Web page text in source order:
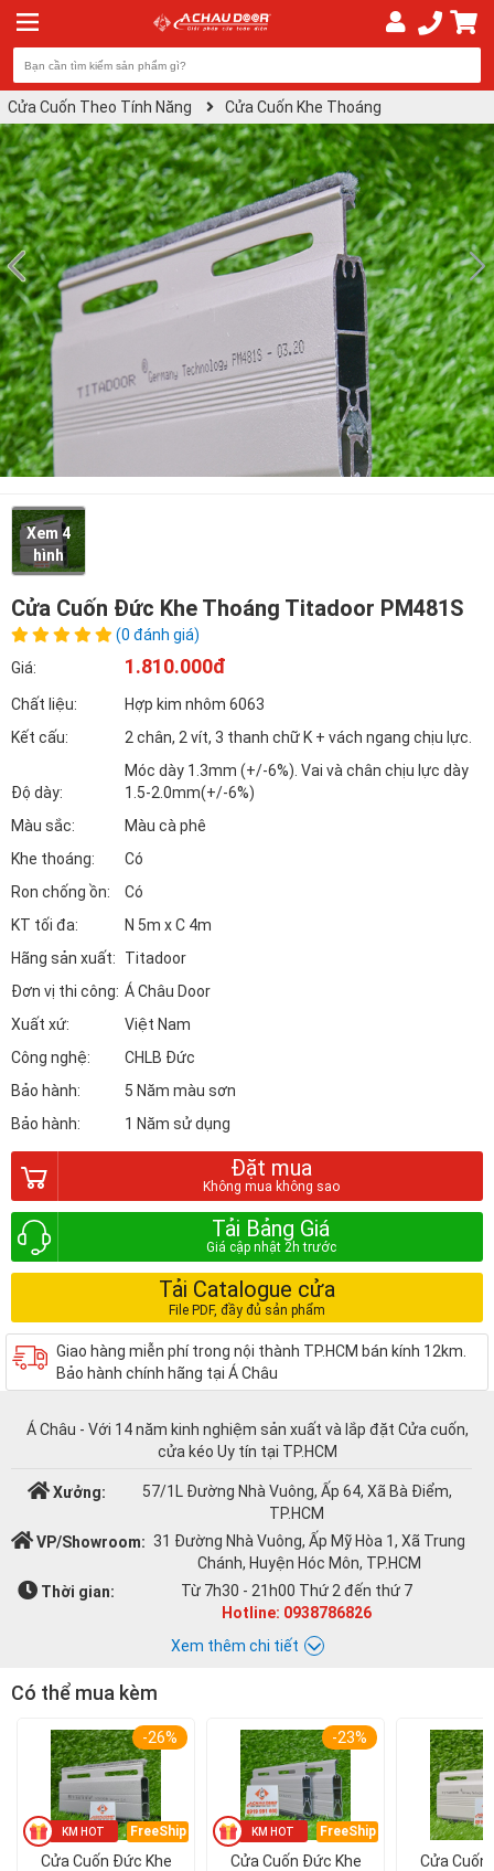
Cửa Cuốn Theo Tính Năng Cửa Cuốn Khe Thoáng
Xem 4
hình
Cửa Cuốn Đức Khe Thoáng Titadoor PM481S
(0 đánh giá)
Giá:
1.810.000đ
Chất liệu:
Hợp kim nhôm 6063
Kết cấu:
2 chân, 2 vít, 3 thanh chữ K + vách ngang chịu lực.
Độ dày:
Móc dày 1.3mm (+/-6%). Vai và chân chịu lực dày
1.5-2.0mm(+/-6%)
Màu sắc:
Màu cà phê
Khe thoáng:
Có
Ron chống ồn:
Có
KT tối đa:
N 5m x C 4m
Hãng sản xuất:
Titadoor
Đơn vị thi công: Á Châu Door
Xuất xứ:
Việt Nam
Công nghệ:
CHLB Đức
Bảo hành:
5 Năm màu sơn
Bảo hành:
1 Năm sử dụng
Đặt mua
Tải Bảng Giá
Tải Catalogue cửa
Giao hàng miễn phí trong nội thành TP.HCM bán kính 12km.
Bảo hành chính hãng tại Á Châu
Á Châu - Với 14 năm kinh nghiệm sản xuất và lắp đặt Cửa cuốn,
cửa kéo Uy tín tại TP.HCM
Xưởng:
57/1L Đường Nhà Vuông, Ấp 64, Xã Bà Điểm,
TP.HCM
VP/Showroom: 31 Đường Nhà Vuông, Ấp Mỹ Hòa 1, Xã Trung
Chánh, Huyện Hóc Môn, TP.HCM
Thời gian:
Từ 7h30 - 21h00 Thứ 2 đến thứ 7
Hotline: 0938786826
Xem thêm chi tiết
Chat với Á CHÂU:
Á CHÂU
0938786826
Email:cuacuonachau@gmail.com
Có thể mua kèm
FreeShip
-26%
Cửa Cuốn Đức Khe
FreeShip
-23%
Cửa Cuốn Đức Khe
Cửa Cuốn